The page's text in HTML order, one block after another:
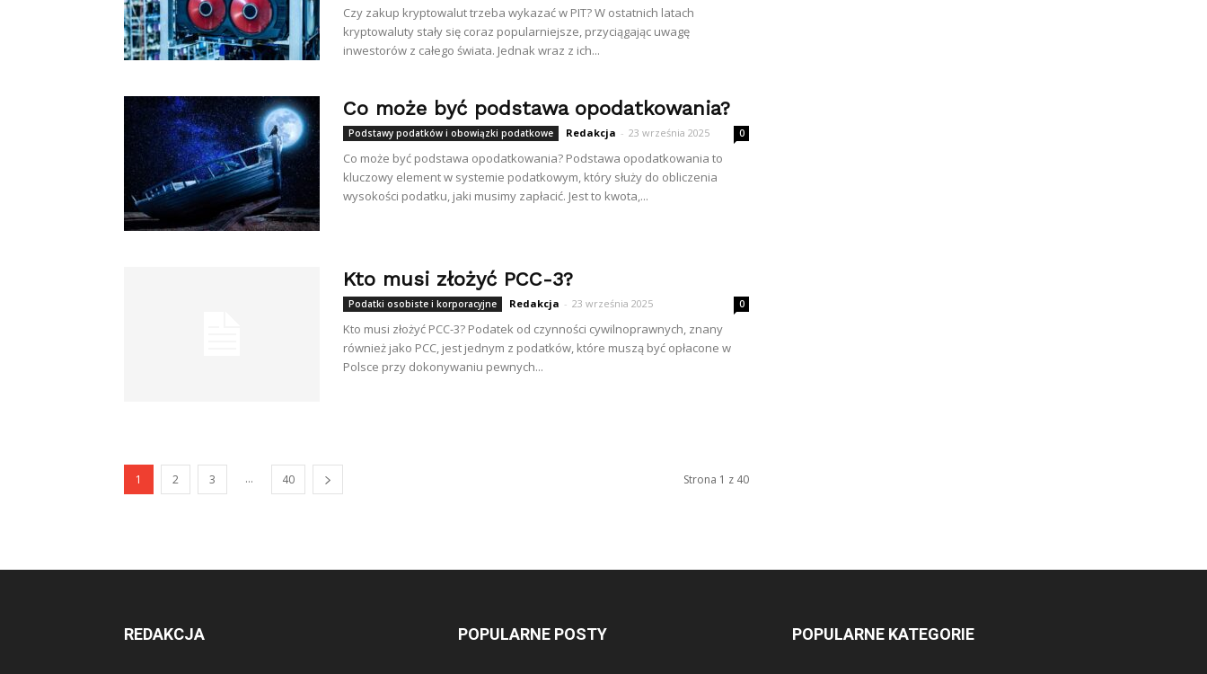
Czy zakup kryptowalut trzeba wykazać w PIT? W ostatnich latach
kryptowaluty stały się coraz popularniejsze, przyciągając uwagę
inwestorów z całego świata. Jednak wraz z ich...
Co może być podstawa opodatkowania?
Podstawy podatków i obowiązki podatkowe Redakcja - 23 września 2025 0
Co może być podstawa opodatkowania? Podstawa opodatkowania to
kluczowy element w systemie podatkowym, który służy do obliczenia
wysokości podatku, jaki musimy zapłacić. Jest to kwota,...
Kto musi złożyć PCC-3?
Podatki osobiste i korporacyjne Redakcja - 23 września 2025 0
Kto musi złożyć PCC-3? Podatek od czynności cywilnoprawnych, znany
również jako PCC, jest jednym z podatków, które muszą być opłacone w
Polsce przy dokonywaniu pewnych...
1 2 3 ... 40 Strona 1 z 40
REDAKCJA POPULARNE POSTY POPULARNE KATEGORIE